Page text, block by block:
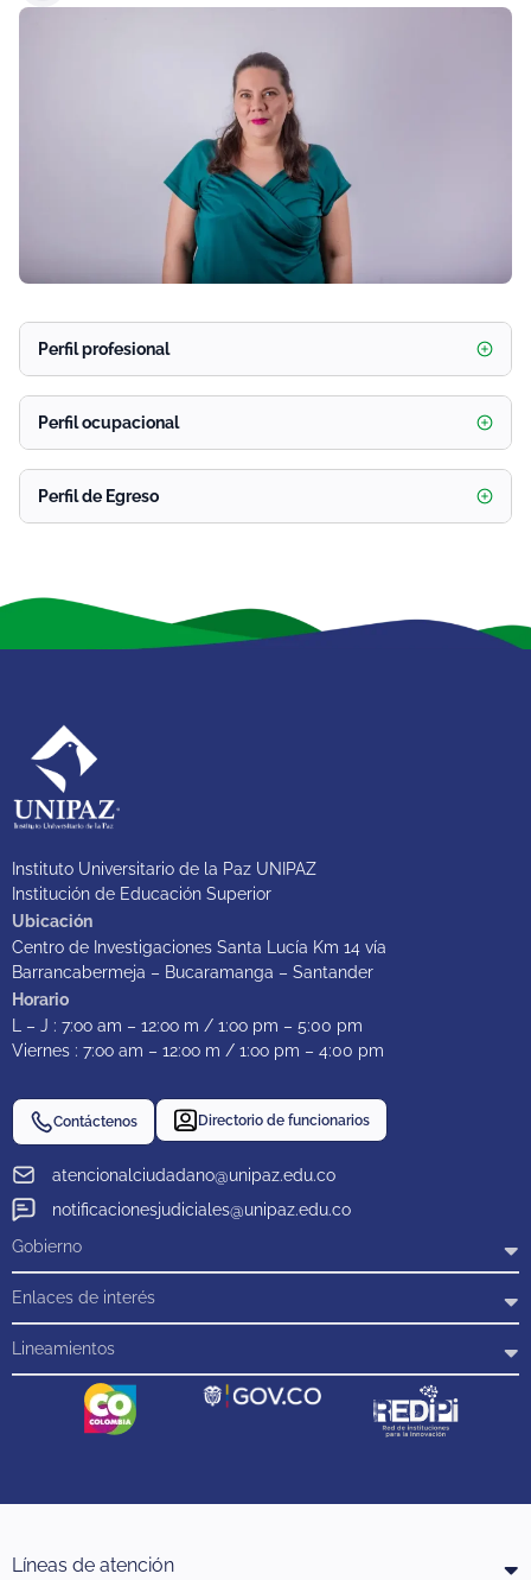
Perfil profesional
Perfil ocupacional
Perfil de Egreso
Instituto Universitario de la Paz UNIPAZ
Institución de Educación Superior
Ubicación
Centro de Investigaciones Santa Lucía Km 14 vía
Barrancabermeja – Bucaramanga – Santander
Horario
L – J : 7:oo am – 12:oo m / 1:oo pm – 5:00 pm
Viernes : 7:oo am – 12:oo m / 1:oo pm – 4:00 pm
atencionalciudadano@unipaz.edu.co
notificacionesjudiciales@unipaz.edu.co
Contáctenos Directorio de funcionarios
Gobierno
Enlaces de interés
Lineamientos
Líneas de atención